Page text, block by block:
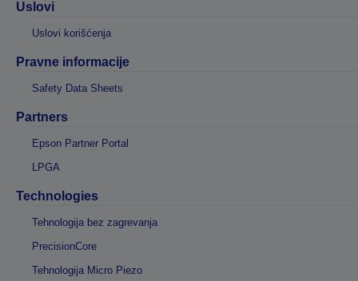
Uslovi
Uslovi korišćenja
Pravne informacije
Safety Data Sheets
Partners
Epson Partner Portal
LPGA
Technologies
Tehnologija bez zagrevanja
PrecisionCore
Tehnologija Micro Piezo